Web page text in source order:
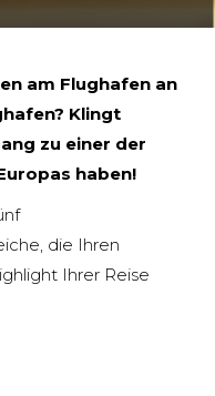
am Flughafen an
Klingt
zu einer der
haben!
die Ihren
Ihrer Reise